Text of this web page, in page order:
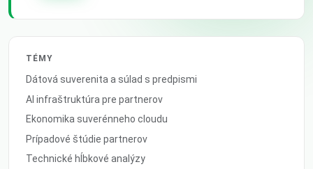
TÉMY
Dátová suverenita a súlad s predpismi
AI infraštruktúra pre partnerov
Ekonomika suverénneho cloudu
Prípadové štúdie partnerov
Technické hĺbkové analýzy